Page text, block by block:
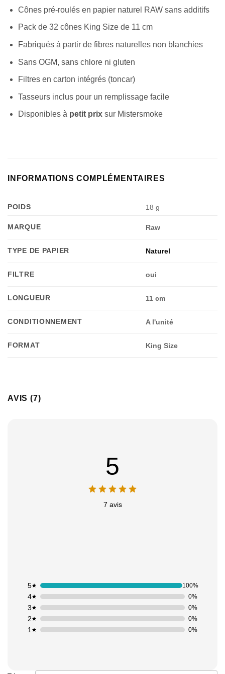
Cônes pré-roulés en papier naturel RAW sans additifs
Pack de 32 cônes King Size de 11 cm
Fabriqués à partir de fibres naturelles non blanchies
Sans OGM, sans chlore ni gluten
Filtres en carton intégrés (toncar)
Tasseurs inclus pour un remplissage facile
Disponibles à petit prixsur Mistersmoke
INFORMATIONS COMPLÉMENTAIRES
POIDS 18 g
MARQUE Raw
TYPE DE PAPIER Naturel
FILTRE oui
LONGUEUR 11 cm
CONDITIONNEMENT A l'unité
FORMAT King Size
AVIS (7)
5
7 avis
1 0%
2 0%
3 0%
4 0%
5 100%